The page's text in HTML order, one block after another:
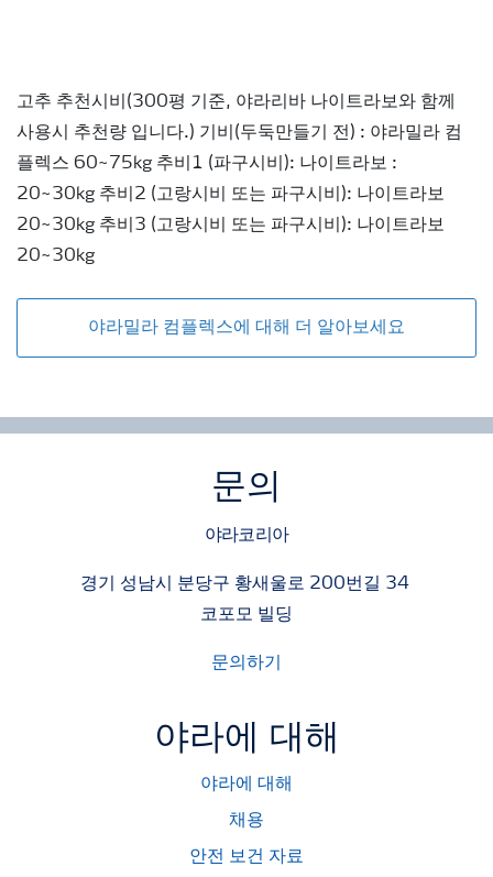
고추 추천시비(300평 기준, 야라리바 나이트라보와 함께
사용시 추천량 입니다.) 기비(두둑만들기 전) : 야라밀라 컴
플렉스 60~75kg 추비1 (파구시비): 나이트라보 :
20~30kg 추비2 (고랑시비 또는 파구시비): 나이트라보
20~30kg 추비3 (고랑시비 또는 파구시비): 나이트라보
20~30kg
야라밀라 컴플렉스에 대해 더 알아보세요
문의
야라코리아
경기 성남시 분당구 황새울로 200번길 34
코포모 빌딩
문의하기
야라에 대해
야라에 대해
채용
안전 보건 자료